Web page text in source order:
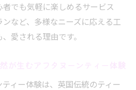
でも気軽に楽しめるサービス
など、多様なニーズに応える工
愛される理由です。
ィー体験は、英国伝統のティー